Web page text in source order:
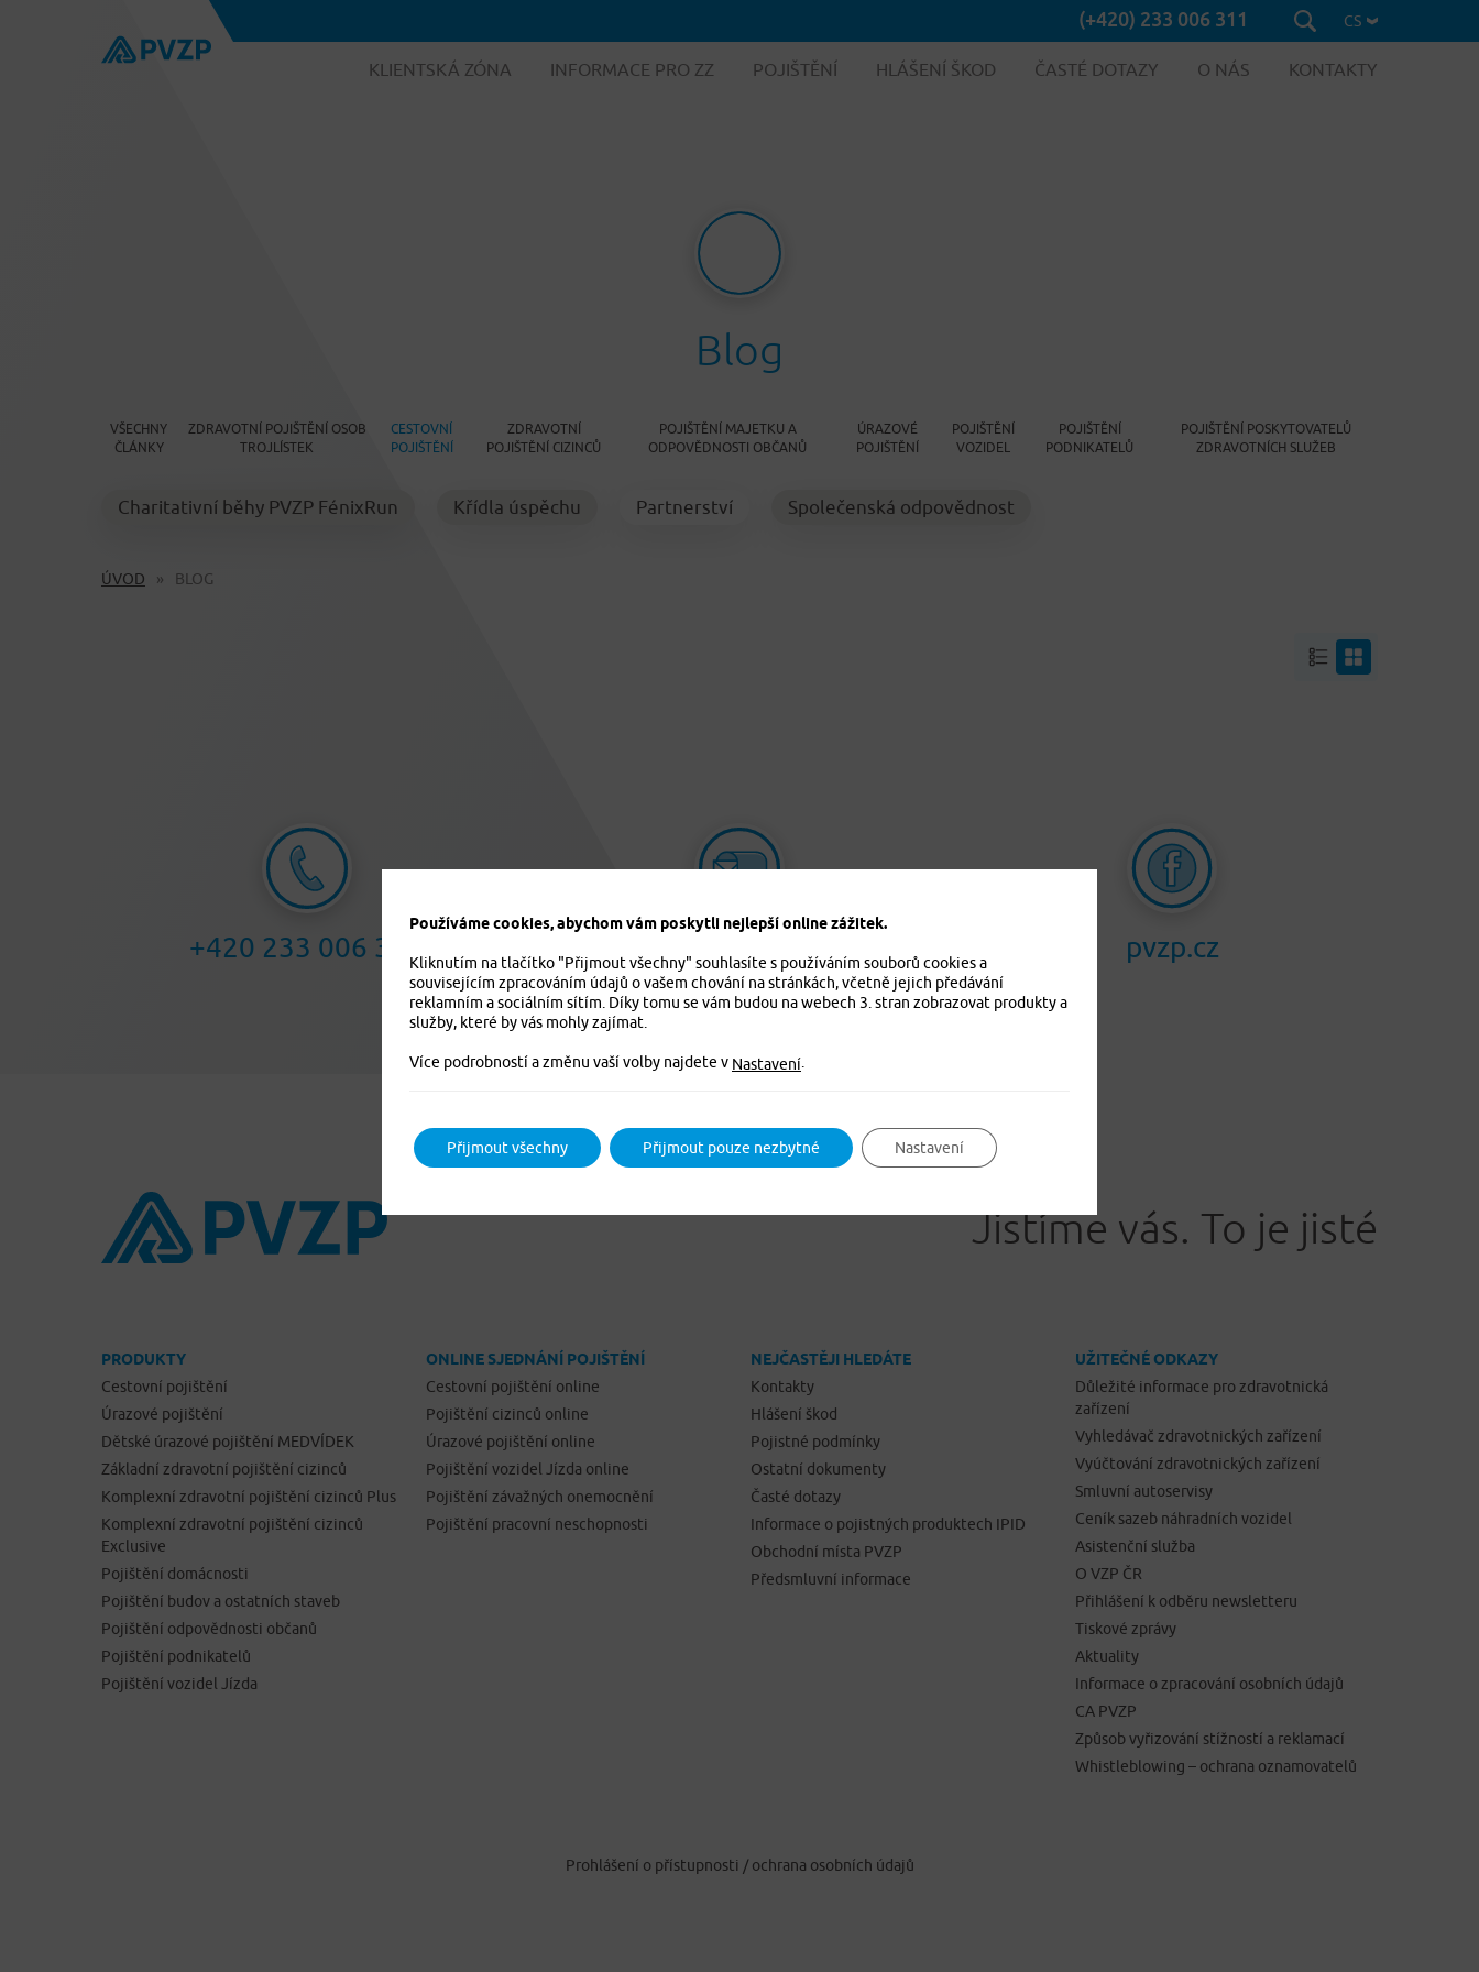
(+420) 233 006 311 CS
KLIENTSKÁ ZÓNA INFORMACE PRO ZZ POJIŠTĚNÍ HLÁŠENÍ ŠKOD ČASTÉ DOTAZY O NÁS KONTAKTY
Blog
VŠECHNY
ČLÁNKY
ZDRAVOTNÍ POJIŠTĚNÍ OSOB
TROJLÍSTEK
CESTOVNÍ
POJIŠTĚNÍ
ZDRAVOTNÍ
POJIŠTĚNÍ CIZINCŮ
POJIŠTĚNÍ MAJETKU A
ODPOVĚDNOSTI OBČANŮ
ÚRAZOVÉ
POJIŠTĚNÍ
POJIŠTĚNÍ
VOZIDEL
POJIŠTĚNÍ
PODNIKATELŮ
POJIŠTĚNÍ POSKYTOVATELŮ
ZDRAVOTNÍCH SLUŽEB
Charitativní běhy PVZP FénixRun Křídla úspěchu Partnerství Společenská odpovědnost
ÚVOD BLOG
+420 233 006 311 pvzp.cz
Jistíme vás. To je jisté
PRODUKTY
Cestovní pojištění
Úrazové pojištění
Dětské úrazové pojištění MEDVÍDEK
Základní zdravotní pojištění cizinců
Komplexní zdravotní pojištění cizinců Plus
Komplexní zdravotní pojištění cizinců
Exclusive
Pojištění domácnosti
Pojištění budov a ostatních staveb
Pojištění odpovědnosti občanů
Pojištění podnikatelů
Pojištění vozidel Jízda
ONLINE SJEDNÁNÍ POJIŠTĚNÍ
Cestovní pojištění online
Pojištění cizinců online
Úrazové pojištění online
Pojištění vozidel Jízda online
Pojištění závažných onemocnění
Pojištění pracovní neschopnosti
NEJČASTĚJI HLEDÁTE
Kontakty
Hlášení škod
Pojistné podmínky
Ostatní dokumenty
Časté dotazy
Informace o pojistných produktech IPID
Obchodní místa PVZP
Předsmluvní informace
UŽITEČNÉ ODKAZY
Důležité informace pro zdravotnická
zařízení
Vyhledávač zdravotnických zařízení
Vyúčtování zdravotnických zařízení
Smluvní autoservisy
Ceník sazeb náhradních vozidel
Asistenční služba
O VZP ČR
Přihlášení k odběru newsletteru
Tiskové zprávy
Aktuality
Informace o zpracování osobních údajů
CA PVZP
Způsob vyřizování stížností a reklamací
Whistleblowing – ochrana oznamovatelů
Prohlášení o přístupnosti / ochrana osobních údajů
Používáme cookies, abychom vám poskytli nejlepší online zážitek.
Kliknutím na tlačítko "Přijmout všechny" souhlasíte s používáním souborů cookies a
souvisejícím zpracováním údajů o vašem chování na stránkách, včetně jejich předávání
reklamním a sociálním sítím. Díky tomu se vám budou na webech 3. stran zobrazovat produkty a
služby, které by vás mohly zajímat.
Více podrobností a změnu vaší volby najdete v Nastavení.
Přijmout všechny Přijmout pouze nezbytné Nastavení